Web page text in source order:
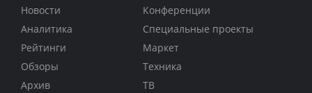
Новости
Аналитика
Рейтинги
Обзоры
Архив
Конференции
Специальные проекты
Маркет
Техника
ТВ